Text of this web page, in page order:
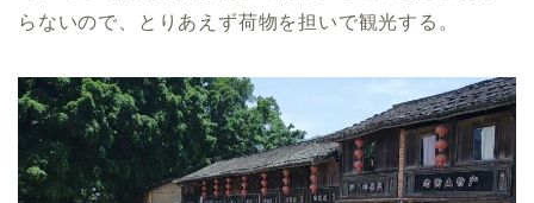
らないので、とりあえず荷物を担いで観光する。